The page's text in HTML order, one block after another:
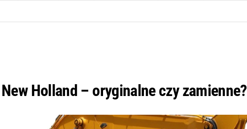
Holland – oryginalne czy zamienne?